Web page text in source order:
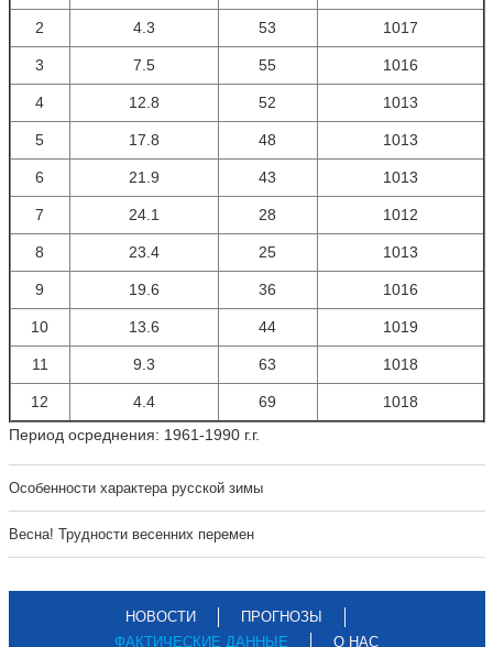
2 4.3 53 1017
3 7.5 55 1016
4 12.8 52 1013
5 17.8 48 1013
6 21.9 43 1013
7 24.1 28 1012
8 23.4 25 1013
9 19.6 36 1016
10 13.6 44 1019
11 9.3 63 1018
12 4.4 69
1018
Период осреднения: 1961-1990 г.г.
Особенности характера русской зимы
Весна! Трудности весенних перемен
НОВОСТИ
ПРОГНОЗЫ
ФАКТИЧЕСКИЕ ДАННЫЕ
О НАС